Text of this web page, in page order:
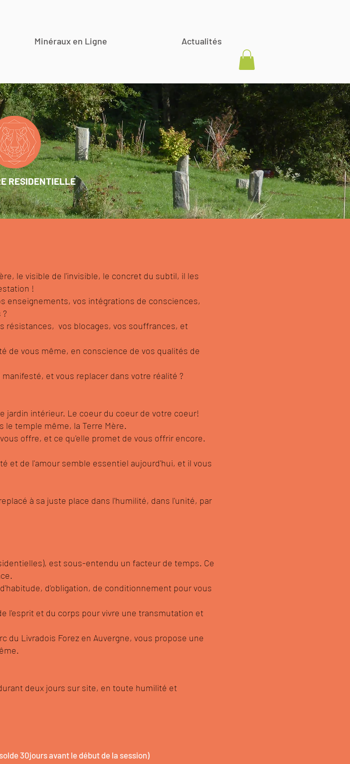
Minéraux en Ligne Actualités
RESIDENTIELLE
le visible de l'invisible, le concret du subtil, il les
!
enseignements, vos intégrations de consciences,
résistances, vos blocages, vos souffrances, et
de vous même, en conscience de vos qualités de
et vous replacer dans votre réalité ?
jardin intérieur. Le coeur du coeur de votre coeur!
le temple même, la Terre Mère.
offre, et ce qu'elle promet de vous offrir encore.
et de l'amour semble essentiel aujourd'hui, et il vous
à sa juste place dans l'humilité, dans l'unité, par
est sous-entendu un facteur de temps. Ce
d'obligation, de conditionnement pour vous
l'esprit et du corps pour vivre une transmutation et
du Livradois Forez en Auvergne, vous propose une
deux jours sur site, en toute humilité et
30jours avant le début de la session)